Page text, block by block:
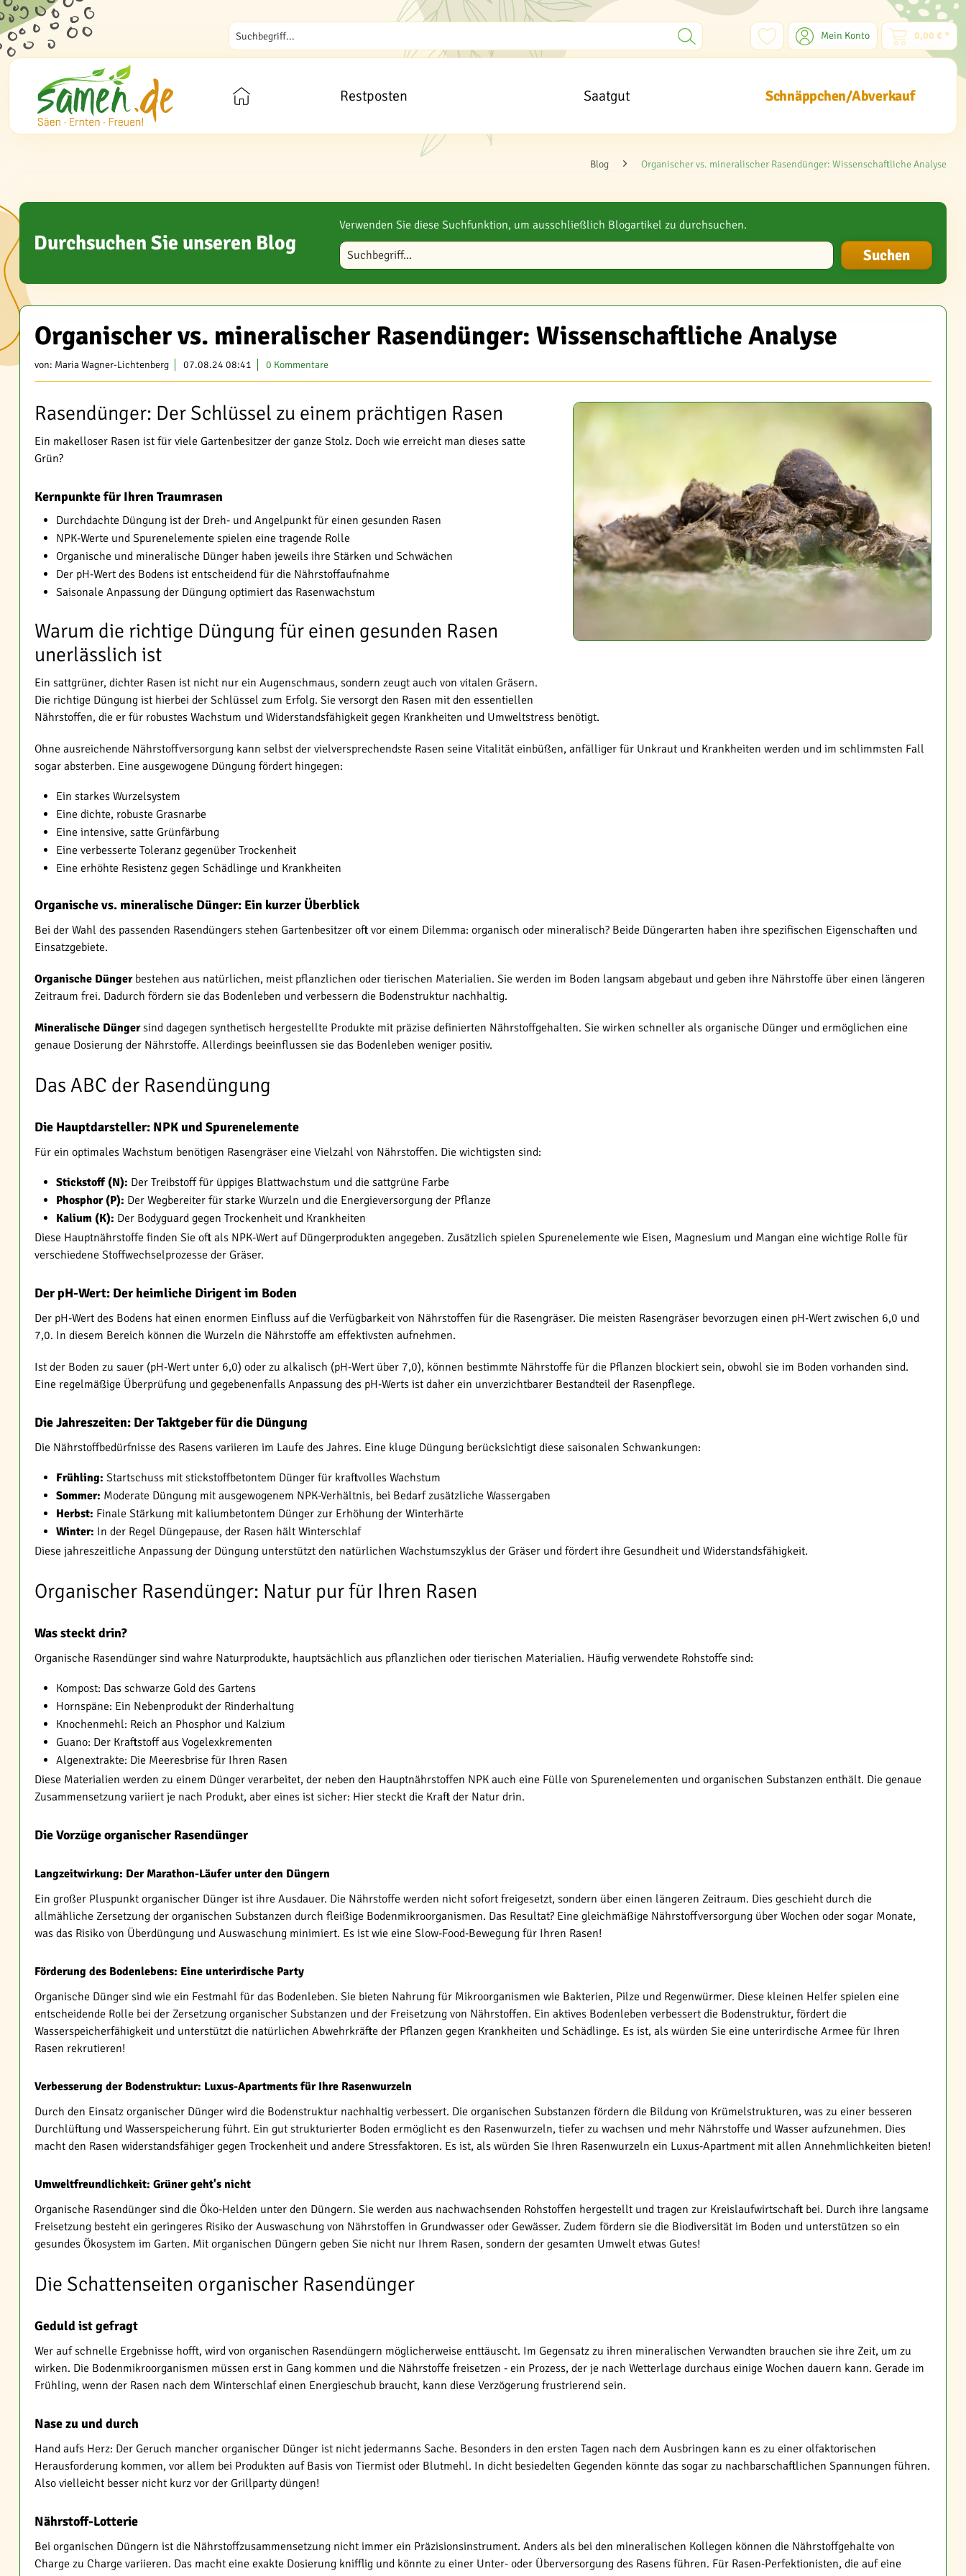
Mein Konto 0,00 € *
Restposten Saatgut Schnäppchen/Abverkauf
Blog Organischer vs. mineralischer Rasendünger: Wissenschaftliche Analyse
Durchsuchen Sie unseren Blog
Verwenden Sie diese Suchfunktion, um ausschließlich Blogartikel zu durchsuchen.
Blog durchsuchen
Organischer vs. mineralischer Rasendünger: Wissenschaftliche Analyse
von: Maria Wagner-Lichtenberg 07.08.24 08:41 0 Kommentare
Rasendünger: Der Schlüssel zu einem prächtigen Rasen
Ein makelloser Rasen ist für viele Gartenbesitzer der ganze Stolz. Doch wie erreicht man dieses satte
Grün?
Kernpunkte für Ihren Traumrasen
Durchdachte Düngung ist der Dreh- und Angelpunkt für einen gesunden Rasen
NPK-Werte und Spurenelemente spielen eine tragende Rolle
Organische und mineralische Dünger haben jeweils ihre Stärken und Schwächen
Der pH-Wert des Bodens ist entscheidend für die Nährstoffaufnahme
Saisonale Anpassung der Düngung optimiert das Rasenwachstum
Warum die richtige Düngung für einen gesunden Rasen
unerlässlich ist
Ein sattgrüner, dichter Rasen ist nicht nur ein Augenschmaus, sondern zeugt auch von vitalen Gräsern.
Die richtige Düngung ist hierbei der Schlüssel zum Erfolg. Sie versorgt den Rasen mit den essentiellen
Nährstoffen, die er für robustes Wachstum und Widerstandsfähigkeit gegen Krankheiten und Umweltstress benötigt.
Ohne ausreichende Nährstoffversorgung kann selbst der vielversprechendste Rasen seine Vitalität einbüßen, anfälliger für Unkraut und Krankheiten werden und im schlimmsten Fall
sogar absterben. Eine ausgewogene Düngung fördert hingegen:
Ein starkes Wurzelsystem
Eine dichte, robuste Grasnarbe
Eine intensive, satte Grünfärbung
Eine verbesserte Toleranz gegenüber Trockenheit
Eine erhöhte Resistenz gegen Schädlinge und Krankheiten
Organische vs. mineralische Dünger: Ein kurzer Überblick
Bei der Wahl des passenden Rasendüngers stehen Gartenbesitzer oft vor einem Dilemma: organisch oder mineralisch? Beide Düngerarten haben ihre spezifischen Eigenschaften und
Einsatzgebiete.
Organische Düngerbestehen aus natürlichen, meist pflanzlichen oder tierischen Materialien. Sie werden im Boden langsam abgebaut und geben ihre Nährstoffe über einen längeren
Zeitraum frei. Dadurch fördern sie das Bodenleben und verbessern die Bodenstruktur nachhaltig.
Mineralische Düngersind dagegen synthetisch hergestellte Produkte mit präzise definierten Nährstoffgehalten. Sie wirken schneller als organische Dünger und ermöglichen eine
genaue Dosierung der Nährstoffe. Allerdings beeinflussen sie das Bodenleben weniger positiv.
Das ABC der Rasendüngung
Die Hauptdarsteller: NPK und Spurenelemente
Für ein optimales Wachstum benötigen Rasengräser eine Vielzahl von Nährstoffen. Die wichtigsten sind:
Stickstoff (N): Der Treibstoff für üppiges Blattwachstum und die sattgrüne Farbe
Phosphor (P): Der Wegbereiter für starke Wurzeln und die Energieversorgung der Pflanze
Kalium (K): Der Bodyguard gegen Trockenheit und Krankheiten
Diese Hauptnährstoffe finden Sie oft als NPK-Wert auf Düngerprodukten angegeben. Zusätzlich spielen Spurenelemente wie Eisen, Magnesium und Mangan eine wichtige Rolle für
verschiedene Stoffwechselprozesse der Gräser.
Der pH-Wert: Der heimliche Dirigent im Boden
Der pH-Wert des Bodens hat einen enormen Einfluss auf die Verfügbarkeit von Nährstoffen für die Rasengräser. Die meisten Rasengräser bevorzugen einen pH-Wert zwischen 6,0 und
7,0. In diesem Bereich können die Wurzeln die Nährstoffe am effektivsten aufnehmen.
Ist der Boden zu sauer (pH-Wert unter 6,0) oder zu alkalisch (pH-Wert über 7,0), können bestimmte Nährstoffe für die Pflanzen blockiert sein, obwohl sie im Boden vorhanden sind.
Eine regelmäßige Überprüfung und gegebenenfalls Anpassung des pH-Werts ist daher ein unverzichtbarer Bestandteil der Rasenpflege.
Die Jahreszeiten: Der Taktgeber für die Düngung
Die Nährstoffbedürfnisse des Rasens variieren im Laufe des Jahres. Eine kluge Düngung berücksichtigt diese saisonalen Schwankungen:
Frühling: Startschuss mit stickstoffbetontem Dünger für kraftvolles Wachstum
Sommer: Moderate Düngung mit ausgewogenem NPK-Verhältnis, bei Bedarf zusätzliche Wassergaben
Herbst: Finale Stärkung mit kaliumbetontem Dünger zur Erhöhung der Winterhärte
Winter: In der Regel Düngepause, der Rasen hält Winterschlaf
Diese jahreszeitliche Anpassung der Düngung unterstützt den natürlichen Wachstumszyklus der Gräser und fördert ihre Gesundheit und Widerstandsfähigkeit.
Organischer Rasendünger: Natur pur für Ihren Rasen
Was steckt drin?
Organische Rasendünger sind wahre Naturprodukte, hauptsächlich aus pflanzlichen oder tierischen Materialien. Häufig verwendete Rohstoffe sind:
Kompost: Das schwarze Gold des Gartens
Hornspäne: Ein Nebenprodukt der Rinderhaltung
Knochenmehl: Reich an Phosphor und Kalzium
Guano: Der Kraftstoff aus Vogelexkrementen
Algenextrakte: Die Meeresbrise für Ihren Rasen
Diese Materialien werden zu einem Dünger verarbeitet, der neben den Hauptnährstoffen NPK auch eine Fülle von Spurenelementen und organischen Substanzen enthält. Die genaue
Zusammensetzung variiert je nach Produkt, aber eines ist sicher: Hier steckt die Kraft der Natur drin.
Die Vorzüge organischer Rasendünger
Langzeitwirkung: Der Marathon-Läufer unter den Düngern
Ein großer Pluspunkt organischer Dünger ist ihre Ausdauer. Die Nährstoffe werden nicht sofort freigesetzt, sondern über einen längeren Zeitraum. Dies geschieht durch die
allmähliche Zersetzung der organischen Substanzen durch fleißige Bodenmikroorganismen. Das Resultat? Eine gleichmäßige Nährstoffversorgung über Wochen oder sogar Monate,
was das Risiko von Überdüngung und Auswaschung minimiert. Es ist wie eine Slow-Food-Bewegung für Ihren Rasen!
Förderung des Bodenlebens: Eine unterirdische Party
Organische Dünger sind wie ein Festmahl für das Bodenleben. Sie bieten Nahrung für Mikroorganismen wie Bakterien, Pilze und Regenwürmer. Diese kleinen Helfer spielen eine
entscheidende Rolle bei der Zersetzung organischer Substanzen und der Freisetzung von Nährstoffen. Ein aktives Bodenleben verbessert die Bodenstruktur, fördert die
Wasserspeicherfähigkeit und unterstützt die natürlichen Abwehrkräfte der Pflanzen gegen Krankheiten und Schädlinge. Es ist, als würden Sie eine unterirdische Armee für Ihren
Rasen rekrutieren!
Verbesserung der Bodenstruktur: Luxus-Apartments für Ihre Rasenwurzeln
Durch den Einsatz organischer Dünger wird die Bodenstruktur nachhaltig verbessert. Die organischen Substanzen fördern die Bildung von Krümelstrukturen, was zu einer besseren
Durchlüftung und Wasserspeicherung führt. Ein gut strukturierter Boden ermöglicht es den Rasenwurzeln, tiefer zu wachsen und mehr Nährstoffe und Wasser aufzunehmen. Dies
macht den Rasen widerstandsfähiger gegen Trockenheit und andere Stressfaktoren. Es ist, als würden Sie Ihren Rasenwurzeln ein Luxus-Apartment mit allen Annehmlichkeiten bieten!
Umweltfreundlichkeit: Grüner geht's nicht
Organische Rasendünger sind die Öko-Helden unter den Düngern. Sie werden aus nachwachsenden Rohstoffen hergestellt und tragen zur Kreislaufwirtschaft bei. Durch ihre langsame
Freisetzung besteht ein geringeres Risiko der Auswaschung von Nährstoffen in Grundwasser oder Gewässer. Zudem fördern sie die Biodiversität im Boden und unterstützen so ein
gesundes Ökosystem im Garten. Mit organischen Düngern geben Sie nicht nur Ihrem Rasen, sondern der gesamten Umwelt etwas Gutes!
Die Schattenseiten organischer Rasendünger
Geduld ist gefragt
Wer auf schnelle Ergebnisse hofft, wird von organischen Rasendüngern möglicherweise enttäuscht. Im Gegensatz zu ihren mineralischen Verwandten brauchen sie ihre Zeit, um zu
wirken. Die Bodenmikroorganismen müssen erst in Gang kommen und die Nährstoffe freisetzen - ein Prozess, der je nach Wetterlage durchaus einige Wochen dauern kann. Gerade im
Frühling, wenn der Rasen nach dem Winterschlaf einen Energieschub braucht, kann diese Verzögerung frustrierend sein.
Nase zu und durch
Hand aufs Herz: Der Geruch mancher organischer Dünger ist nicht jedermanns Sache. Besonders in den ersten Tagen nach dem Ausbringen kann es zu einer olfaktorischen
Herausforderung kommen, vor allem bei Produkten auf Basis von Tiermist oder Blutmehl. In dicht besiedelten Gegenden könnte das sogar zu nachbarschaftlichen Spannungen führen.
Also vielleicht besser nicht kurz vor der Grillparty düngen!
Nährstoff-Lotterie
Bei organischen Düngern ist die Nährstoffzusammensetzung nicht immer ein Präzisionsinstrument. Anders als bei den mineralischen Kollegen können die Nährstoffgehalte von
Charge zu Charge variieren. Das macht eine exakte Dosierung knifflig und könnte zu einer Unter- oder Überversorgung des Rasens führen. Für Rasen-Perfektionisten, die auf eine